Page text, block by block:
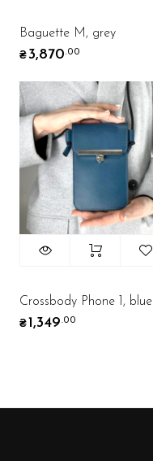
Baguette M, grey
₴3,870.00
Crossbody Phone 1, blue
₴1,349.00